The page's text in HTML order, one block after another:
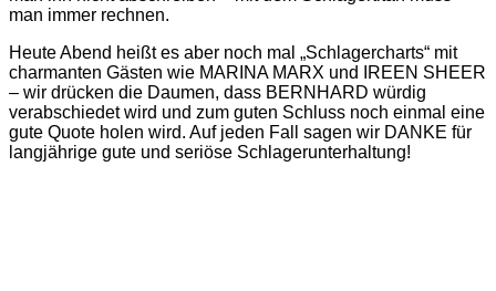
man immer rechnen.
Heute Abend heißt es aber noch mal „Schlagercharts“ mit
charmanten Gästen wie MARINA MARX und IREEN SHEER
– wir drücken die Daumen, dass BERNHARD würdig
verabschiedet wird und zum guten Schluss noch einmal eine
gute Quote holen wird. Auf jeden Fall sagen wir DANKE für
langjährige gute und seriöse Schlagerunterhaltung!